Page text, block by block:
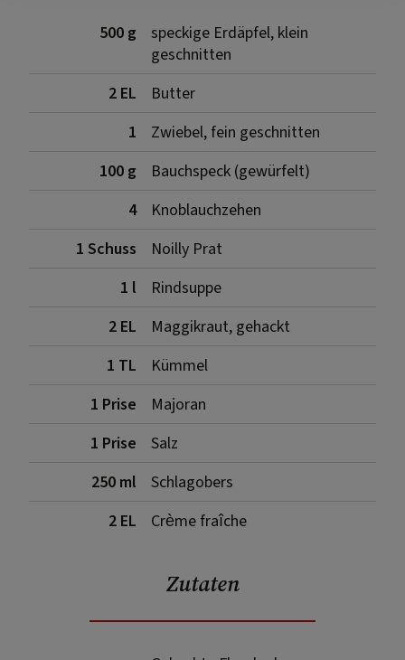
500 g
speckige Erdäpfel, klein
geschnitten
2 EL
Butter
1
Zwiebel, fein geschnitten
100 g
Bauchspeck (gewürfelt)
4
Knoblauchzehen
1 Schuss
Noilly Prat
1 l
Rindsuppe
2 EL
Maggikraut, gehackt
1 TL
Kümmel
1 Prise
Majoran
1 Prise
Salz
250 ml
Schlagobers
2 EL
Crème fraîche
Zutaten